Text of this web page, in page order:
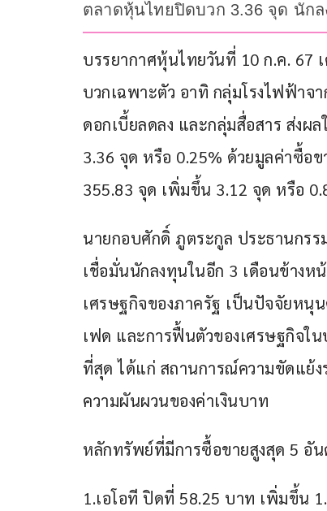
ตลาดหุ้นไทยปิดบวก 3.36 จุด นัก
บรรยากาศหุ้นไทยวันที่ 10 ก.ค. 67
บวกเฉพาะตัว อาทิ กลุ่มโรงไฟฟ้าจ
ดอกเบี้ยลดลง และกลุ่มสื่อสาร ส่งผ
3.36 จุด หรือ 0.25% ด้วยมูลค่าซื้อ
355.83 จุด เพิ่มขึ้น 3.12 จุด หรือ
นายกอบศักดิ์ ภูตระกูล ประธานกรร
เชื่อมั่นนักลงทุนในอีก 3 เดือนข้างห
เศรษฐกิจของภาครัฐ เป็นปัจจัยหนุ
เฟด และการฟื้นตัวของเศรษฐกิจใ
ที่สุด ได้แก่ สถานการณ์ความขัดแย้ง
ความผันผวนของค่าเงินบาท
หลักทรัพย์ที่มีการซื้อขายสูงสุด 5 อั
1.เอโอที ปิดที่ 58.25 บาท เพิ่มขึ้น